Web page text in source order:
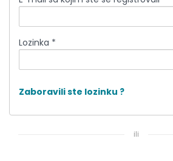
Lozinka *
Zaboravili ste lozinku ?
ili